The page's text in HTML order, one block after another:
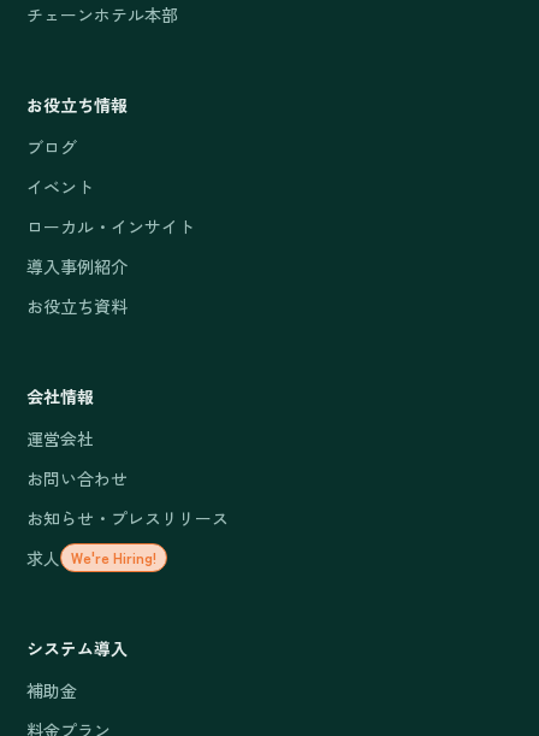
チェーンホテル本部
お役立ち情報
ブログ
イベント
ローカル・インサイト
導入事例紹介
お役立ち資料
会社情報
運営会社
お問い合わせ
お知らせ・プレスリリース
求人 We're Hiring!
システム導入
補助金
料金プラン